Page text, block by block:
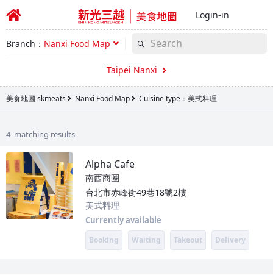
Login-in
Branch： Nanxi Food Map
Taipei Nanxi
美食地圖 skmeats Nanxi Food Map Cuisine type：美式料理
4 matching results
Alpha Cafe
南西商圈
台北市赤峰街49巷18號2樓
美式料理
Currently available
Booking Waiting Takeout Delivery